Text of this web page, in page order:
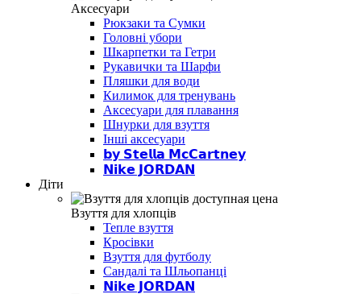
Аксесуари
Рюкзаки та Сумки
Головні убори
Шкарпетки та Гетри
Рукавички та Шарфи
Пляшки для води
Килимок для тренувань
Аксесуари для плавання
Шнурки для взуття
Інші аксесуари
𝗯𝘆 𝗦𝘁𝗲𝗹𝗹𝗮 𝗠𝗰𝗖𝗮𝗿𝘁𝗻𝗲𝘆
𝗡𝗶𝗸𝗲 𝗝𝗢𝗥𝗗𝗔𝗡
Діти
Взуття для хлопців
Тепле взуття
Кросівки
Взуття для футболу
Сандалі та Шльопанці
𝗡𝗶𝗸𝗲 𝗝𝗢𝗥𝗗𝗔𝗡